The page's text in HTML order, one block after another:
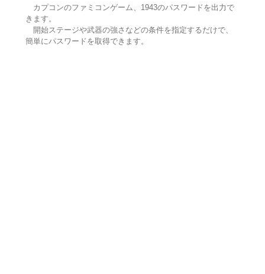
カプコンのファミコンゲーム、1943のパスワードを出力で
きます。
開始ステージや武器の強さなどの条件を指定するだけで、
簡単にパスワードを取得できます。